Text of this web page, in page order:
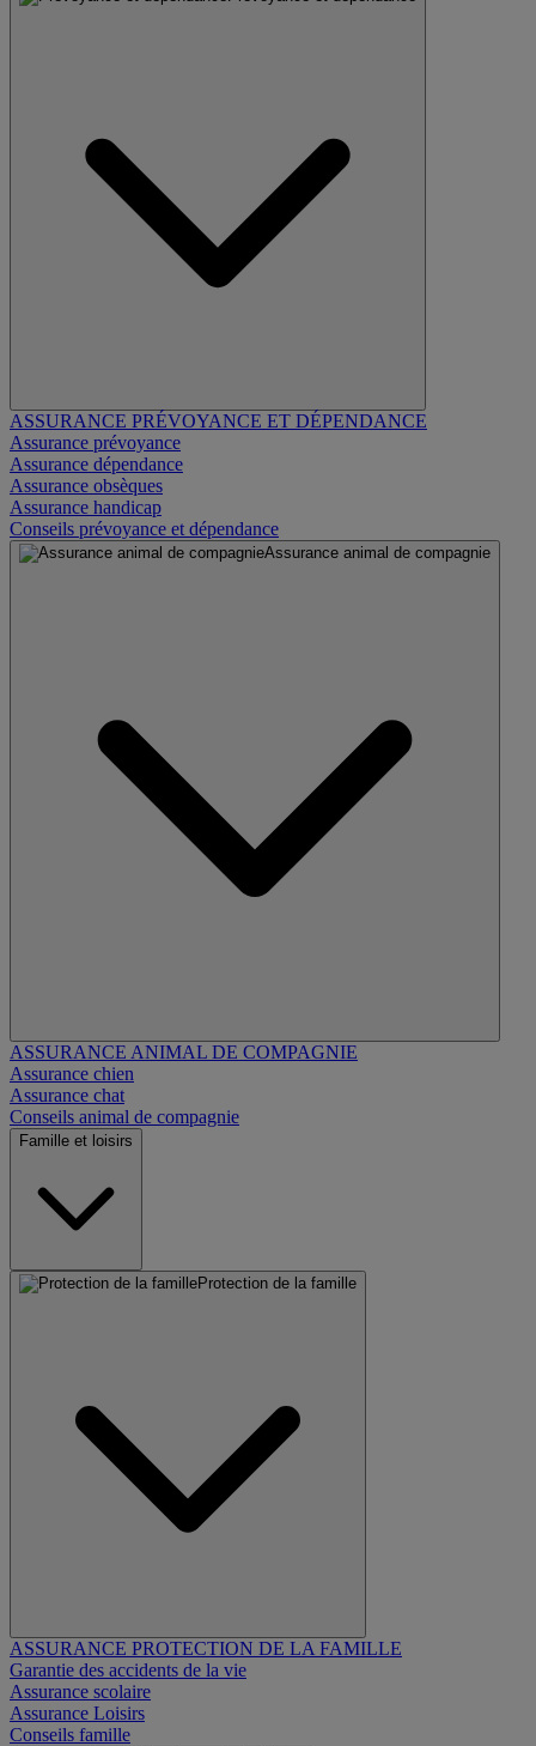
ASSURANCE PRÉVOYANCE ET DÉPENDANCE
Assurance prévoyance
Assurance dépendance
Assurance obsèques
Assurance handicap
Conseils prévoyance et dépendance
Assurance animal de compagnie
ASSURANCE ANIMAL DE COMPAGNIE
Assurance chien
Assurance chat
Conseils animal de compagnie
Famille et loisirs
Protection de la famille
ASSURANCE PROTECTION DE LA FAMILLE
Garantie des accidents de la vie
Assurance scolaire
Assurance Loisirs
Conseils famille